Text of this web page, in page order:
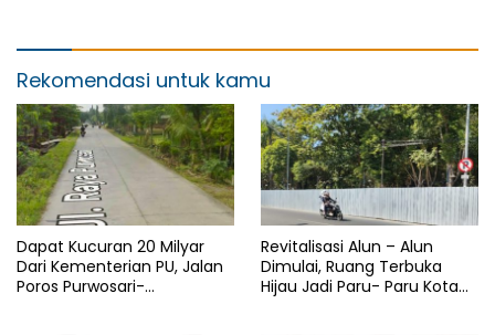
Rekomendasi untuk kamu
Dapat Kucuran 20 Milyar
Dari Kementerian PU, Jalan
Poros Purwosari-
Revitalisasi Alun – Alun
Dimulai, Ruang Terbuka
Hijau Jadi Paru- Paru Kota